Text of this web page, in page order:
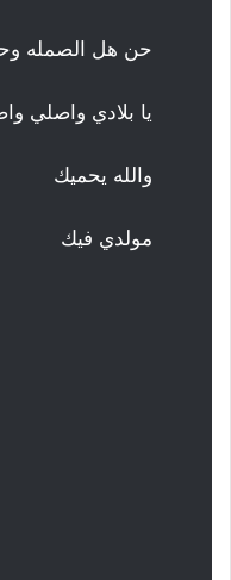
حن هل الصمله
يا بلادي واصلي
والله يحميك
مولدي فيك